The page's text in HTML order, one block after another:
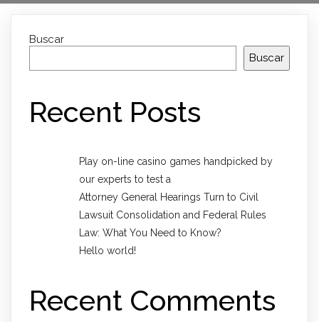
Buscar
Buscar
Recent Posts
Play on-line casino games handpicked by
our experts to test a
Attorney General Hearings Turn to Civil
Lawsuit Consolidation and Federal Rules
Law: What You Need to Know?
Hello world!
Recent Comments